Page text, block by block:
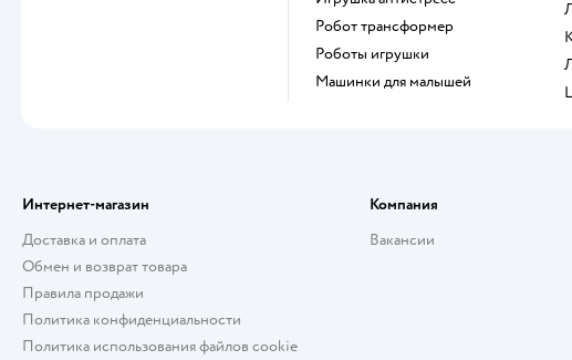
Робот трансформер
Роботы игрушки
Машинки для малышей
Интернет-магазин
Доставка и оплата
Обмен и возврат товара
Правила продажи
Политика конфиденциальности
Политика использования файлов cookie
Компания
Вакансии